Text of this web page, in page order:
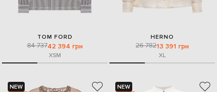
TOM FORD
84 73742 394 грн
XSM
HERNO
26 78213 391 грн
XL
NEW
NEW